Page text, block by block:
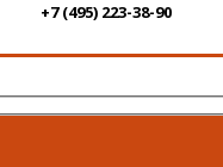
+7 (495) 223-38-90